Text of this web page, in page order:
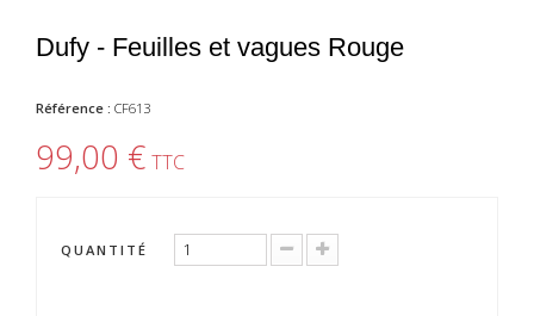
Dufy - Feuilles et vagues Rouge
Référence : CF613
99,00 € TTC
QUANTITÉ